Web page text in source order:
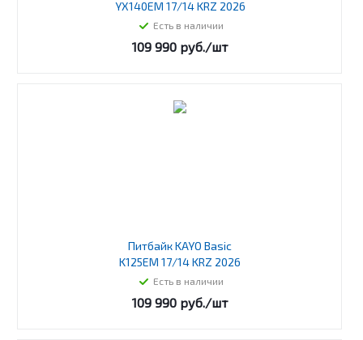
YX140EM 17/14 KRZ 2026
Есть в наличии
109 990 руб./шт
Питбайк KAYO Basic
K125EM 17/14 KRZ 2026
Есть в наличии
109 990 руб./шт